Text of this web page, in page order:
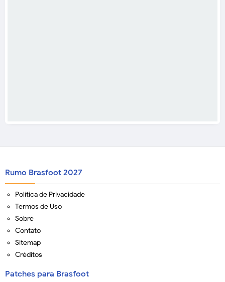
Rumo Brasfoot 2027
Política de Privacidade
Termos de Uso
Sobre
Contato
Sitemap
Créditos
Patches para Brasfoot